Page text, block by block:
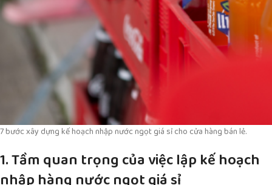
7 bước xây dựng kế hoạch nhập nước ngọt giá sỉ cho cửa hàng bán lẻ.
1. Tầm quan trọng của việc lập kế hoạch